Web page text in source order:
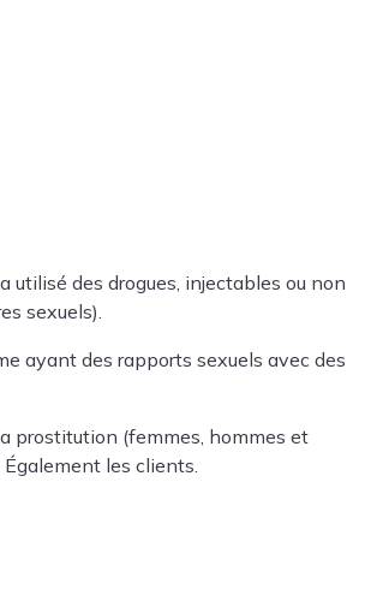
utilisé des drogues, injectables ou non
sexuels).
ayant des rapports sexuels avec des
prostitution (femmes, hommes et
les clients.